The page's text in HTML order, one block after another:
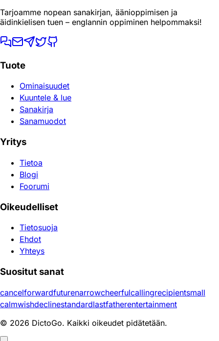
Tarjoamme nopean sanakirjan, äänioppimisen ja
äidinkielisen tuen – englannin oppiminen helpommaksi!
Tuote
Ominaisuudet
Kuuntele & lue
Sanakirja
Sanamuodot
Yritys
Tietoa
Blogi
Foorumi
Oikeudelliset
Tietosuoja
Ehdot
Yhteys
Suositut sanat
cancelforwardfuturenarrowcheerfulcallingrecipientsmall
calmwishdeclinestandardlastfatherentertainment
© 2026 DictoGo. Kaikki oikeudet pidätetään.